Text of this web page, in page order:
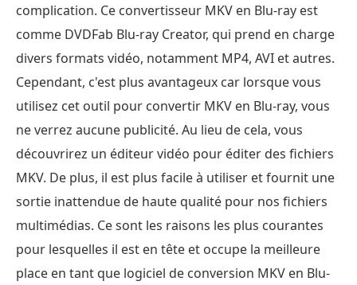
complication. Ce convertisseur MKV en Blu-ray est
comme DVDFab Blu-ray Creator, qui prend en charge
divers formats vidéo, notamment MP4, AVI et autres.
Cependant, c'est plus avantageux car lorsque vous
utilisez cet outil pour convertir MKV en Blu-ray, vous
ne verrez aucune publicité. Au lieu de cela, vous
découvrirez un éditeur vidéo pour éditer des fichiers
MKV. De plus, il est plus facile à utiliser et fournit une
sortie inattendue de haute qualité pour nos fichiers
multimédias. Ce sont les raisons les plus courantes
pour lesquelles il est en tête et occupe la meilleure
place en tant que logiciel de conversion MKV en Blu-